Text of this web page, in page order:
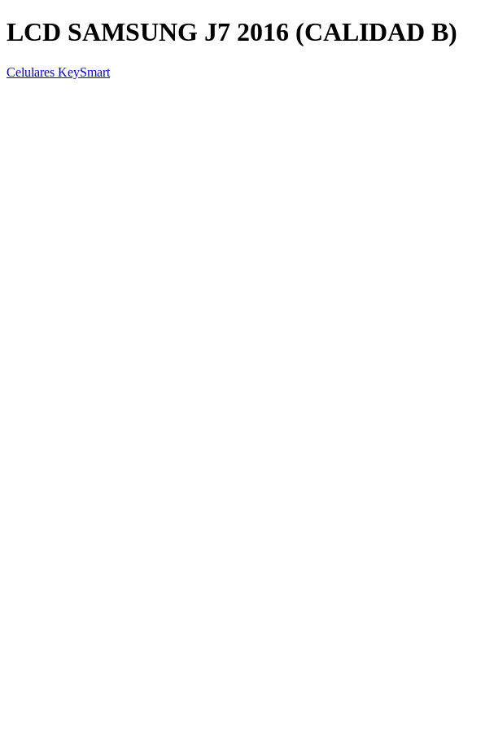
LCD SAMSUNG J7 2016 (CALIDAD B)
Celulares KeySmart